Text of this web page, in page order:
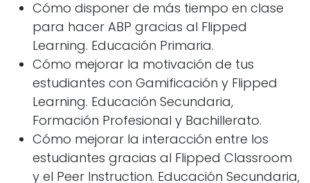
Cómo disponer de más tiempo en clase
para hacer ABP gracias al Flipped
Learning. Educación Primaria.
Cómo mejorar la motivación de tus
estudiantes con Gamificación y Flipped
Learning. Educación Secundaria,
Formación Profesional y Bachillerato.
Cómo mejorar la interacción entre los
estudiantes gracias al Flipped Classroom
y el Peer Instruction. Educación Secundaria,